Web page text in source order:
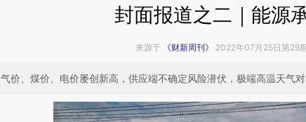
封面报道之二｜能源
来源于 《财新周刊》 2022年07月25日第29
气价、煤价、电价屡创新高，供应端不确定风险潜伏，极端高温天气